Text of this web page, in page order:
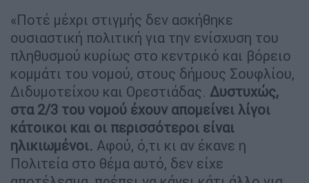
«Ποτέ μέχρι στιγμής δεν ασκήθηκε
ουσιαστική πολιτική για την ενίσχυση του
πληθυσμού κυρίως στο κεντρικό και βόρειο
κομμάτι του νομού, στους δήμους Σουφλίου,
Διδυμοτείχου και Ορεστιάδας. Δυστυχώς,
στα 2/3 του νομού έχουν απομείνει λίγοι
κάτοικοι και οι περισσότεροι είναι
ηλικιωμένοι. Αφού, ό,τι κι αν έκανε η
Πολιτεία στο θέμα αυτό, δεν είχε